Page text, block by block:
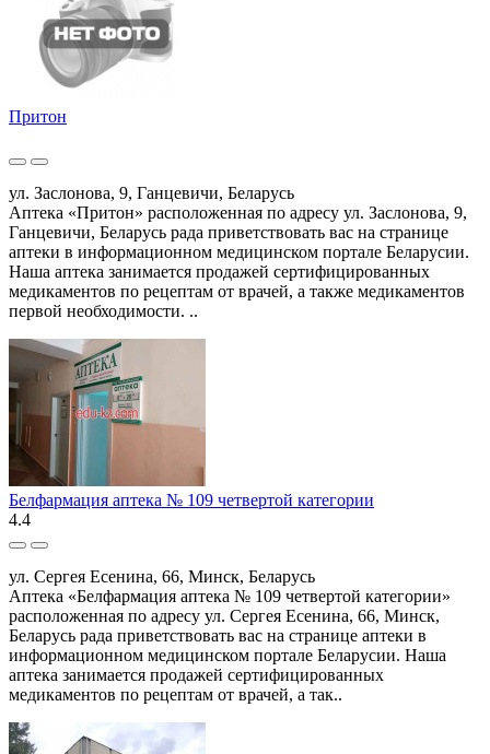
Притон
ул. Заслонова, 9, Ганцевичи, Беларусь
Аптека «Притон» расположенная по адресу ул. Заслонова, 9,
Ганцевичи, Беларусь рада приветствовать вас на странице
аптеки в информационном медицинском портале Беларусии.
Наша аптека занимается продажей сертифицированных
медикаментов по рецептам от врачей, а также медикаментов
первой необходимости. ..
Белфармация аптека № 109 четвертой категории
4.4
ул. Сергея Есенина, 66, Минск, Беларусь
Аптека «Белфармация аптека № 109 четвертой категории»
расположенная по адресу ул. Сергея Есенина, 66, Минск,
Беларусь рада приветствовать вас на странице аптеки в
информационном медицинском портале Беларусии. Наша
аптека занимается продажей сертифицированных
медикаментов по рецептам от врачей, а так..